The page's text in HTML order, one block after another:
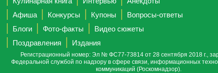
Афиша
Конкурсы Купоны
Вопросы-ответы
Блоги
Фото-факты
Видео сюжеты
Поздравления
Издания
Регистрационный номер: Эл № ФС77-73814 от 28 сентября 2018 г.,
Федеральной службой по надзору в сфере связи, информационных
коммуникаций (Роскомнадзор).